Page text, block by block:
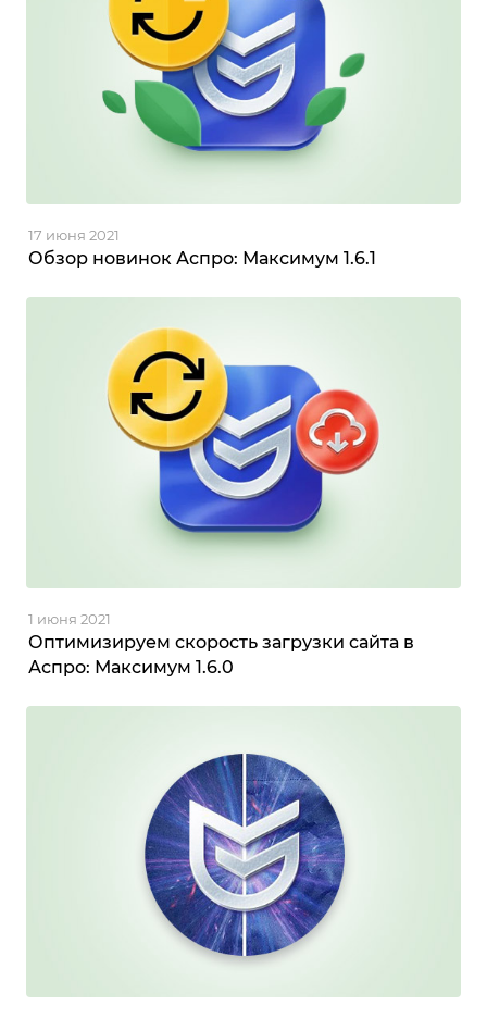
Обзор новинок Аспро: Максимум 1.6.1
17 июня 2021
Оптимизируем скорость загрузки сайта в
Аспро: Максимум 1.6.0
1 июня 2021